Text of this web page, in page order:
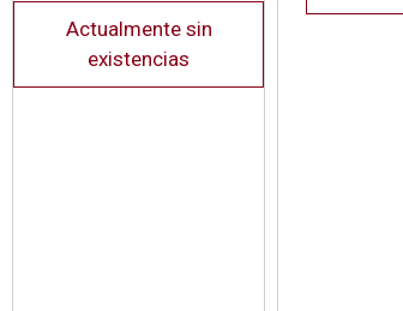
Actualmente sin
existencias